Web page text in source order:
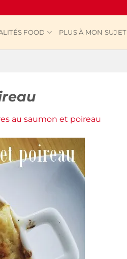
FOOD PLUS À MON SUJET
au saumon et poireau